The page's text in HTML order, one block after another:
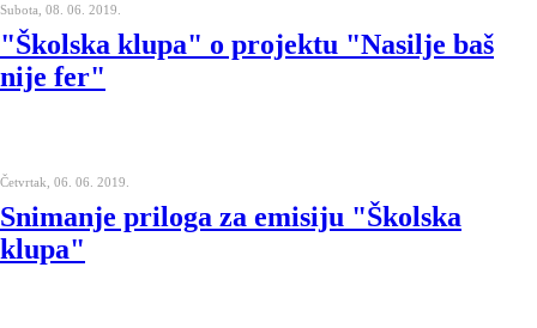
Subota, 08. 06. 2019.
"Školska klupa" o projektu "Nasilje baš
nije fer"
Četvrtak, 06. 06. 2019.
Snimanje priloga za emisiju "Školska
klupa"